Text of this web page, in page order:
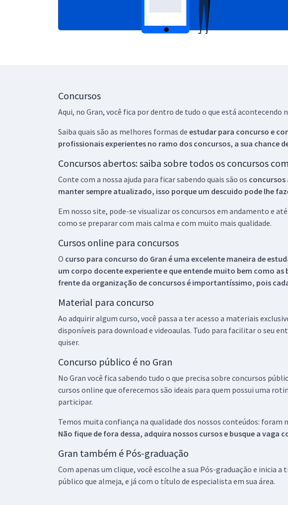
Concursos
Aqui, no Gran, você fica por dentro de tudo o que está acontecendo
Saiba quais são as melhores formas de estudar para concurso e
profissionais experientes no ramo dos concursos, a sua chance
Concursos abertos: saiba sobre todos os concursos
Conte com a nossa ajuda para ficar sabendo quais são os concursos
manter sempre atualizado, isso porque um descuido pode lhe
Em nosso site, pode-se visualizar os concursos em andamento e
como se preparar com mais calma e com muito mais qualidade.
Cursos online para concursos
O curso para concurso do Gran é uma excelente maneira de
um corpo docente experiente e que entende muito bem como
frente da organização de concursos é importantíssimo, pois
Material para concurso
Ao adquirir algum curso, você passa a ter acesso a materiais
disponíveis para download e videoaulas. Tudo para facilitar o seu
quiser.
Concurso público é no Gran
No Gran você fica sabendo tudo o que precisa sobre concursos
cursos online que oferecemos são ideais para quem possui uma
participar.
Temos muita confiança na qualidade dos nossos conteúdos: foram
Não fique de fora dessa, adquira nossos cursos e busque a
Gran também é Pós-graduação
Com apenas um clique, você escolhe a sua Pós-graduação e inicia
público que almeja, e já com o título de especialista em sua área.